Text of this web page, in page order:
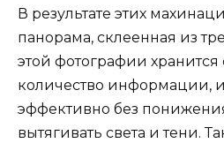
В результате этих
панорама, склеенная из
этой фотографии
количество информации,
эффективно без
вытягивать света и тени.